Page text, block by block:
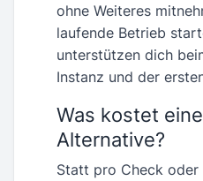
ohne Weiteres
laufende Betrieb
unterstützen dich
Instanz und der
Was kostet
Alternative?
Statt pro Check